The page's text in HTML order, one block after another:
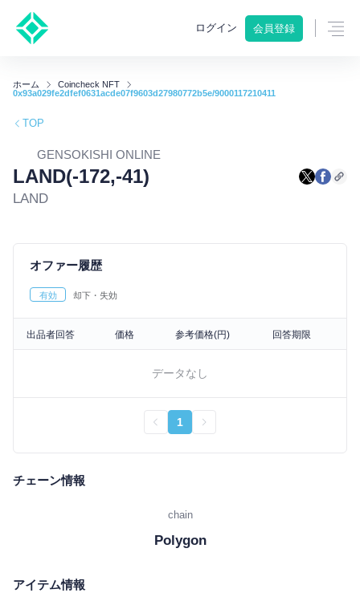
ログイン 会員登録
ホーム
Coincheck NFT
0x93a029fe2dfef0631acde07f9603d27980772b5e/9000117210411
TOP
GENSOKISHI ONLINE
LAND(-172,-41)
LAND
オファー履歴
有効 却下・失効
出品者回答 価格 参考価格(円) 回答期限
データなし
1
チェーン情報
chain
Polygon
アイテム情報